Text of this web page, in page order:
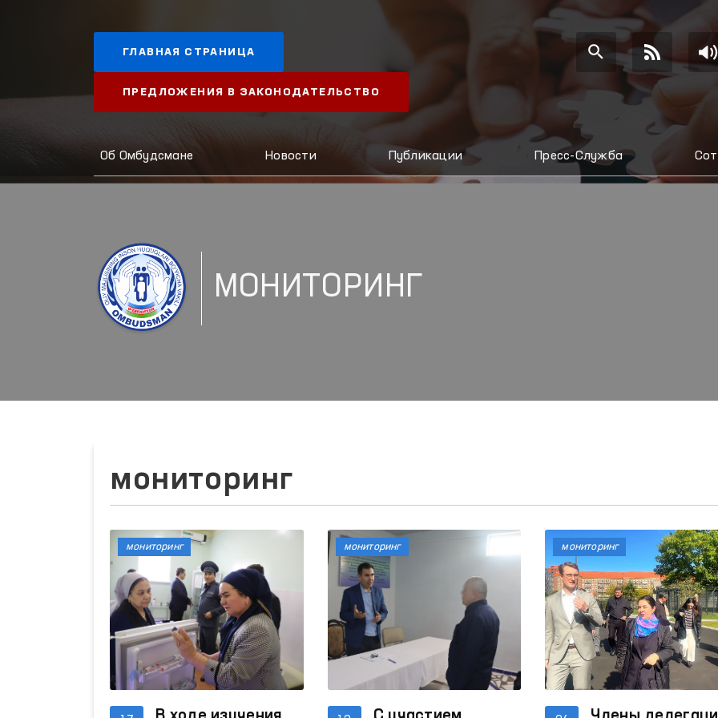
ГЛАВНАЯ СТРАНИЦА
ПРЕДЛОЖЕНИЯ В ЗАКОНОДАТЕЛЬСТВО
Об Омбудсмане Новости Публикации Пресс-Служба
МОНИТОРИНГ
мониторинг
мониторинг мониторинг мониторинг
Механизмы противодействия
насилию в отношении
женщин и детей в
социальных сетях
Один день